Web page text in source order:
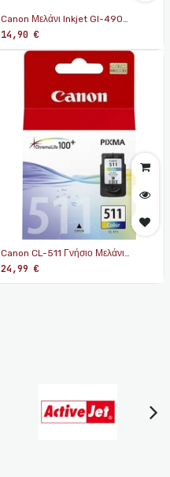
Canon Μελάνι Inkjet GI-490
Magenta (0665C001) (CANGI-
490M)
14,90 €
Canon CL-511 Γνήσιο Μελάνι
Εκτυπωτή InkJet Πολλαπλό (Color)
(2972B001)
24,99 €